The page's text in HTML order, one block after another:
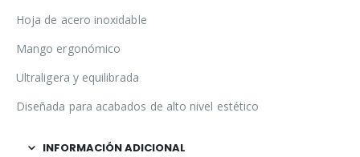
Hoja de acero inoxidable
Mango ergonómico
Ultraligera y equilibrada
Diseñada para acabados de alto nivel estético
INFORMACIÓN ADICIONAL